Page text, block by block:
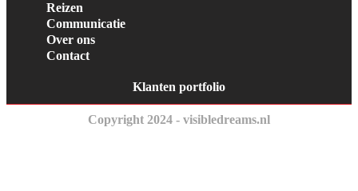
Reizen
Communicatie
Over ons
Contact
Klanten portfolio
Copyright 2024 - visibledreams.nl